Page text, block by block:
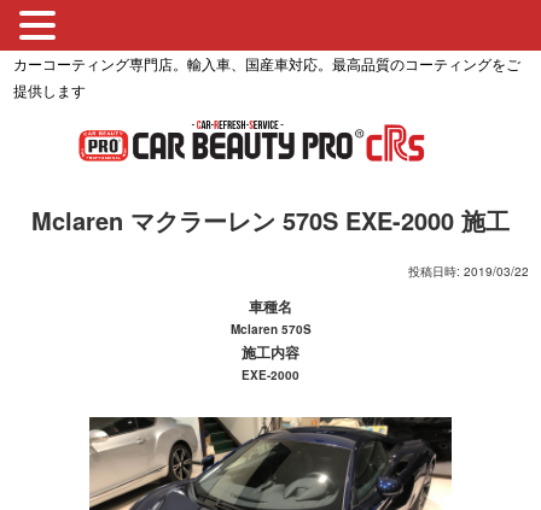
カーコーティング専門店。輸入車、国産車対応。最高品質のコーティングをご
提供します
Mclaren マクラーレン 570S EXE-2000 施工
投稿日時: 2019/03/22
車種名
Mclaren 570S
施工内容
EXE-2000